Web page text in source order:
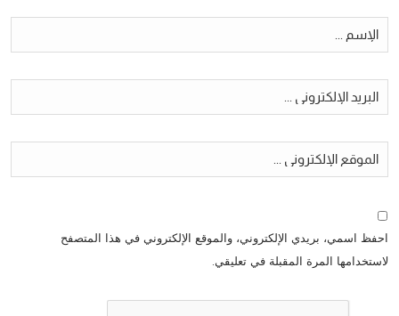
احفظ اسمي، بريدي الإلكتروني، والموقع الإلكتروني في هذا المتصفح
لاستخدامها المرة المقبلة في تعليقي.